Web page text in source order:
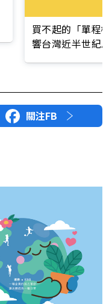
買不起的「單程
響台灣近半世紀
關注FB